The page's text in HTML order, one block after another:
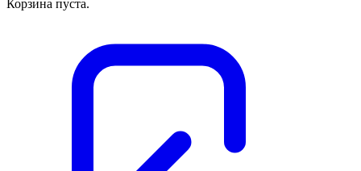
Корзина пуста.